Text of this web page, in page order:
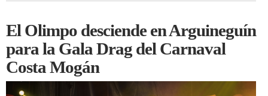
El Olimpo desciende en Arguineguín
para la Gala Drag del Carnaval
Costa Mogán